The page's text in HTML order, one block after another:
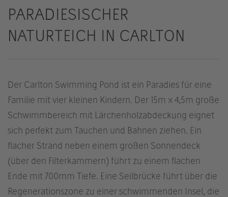
PARADIESISCHER
NATURTEICH IN CARLTON
Der Carlton Swimming Pond ist ein Paradies für eine
Familie mit vier kleinen Kindern. Der 15m x 4,5m große
Schwimmbereich mit Lärchenholzabdeckung eignet
sich perfekt zum Tauchen und Bahnen ziehen. Ein
flacher Strand neben einem großen Sonnendeck
(über den Filterkammern) führt zu einem flachen
Ende mit 700mm Tiefe. Eine Seilbrücke führt über die
Regenerationszone zu einer schwimmenden Insel, die